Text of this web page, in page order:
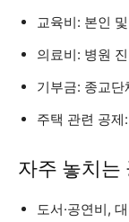
교육비: 본인
의료비: 병원
기부금: 종교
주택 관련 공
자주 놓치는
도서·공연비,